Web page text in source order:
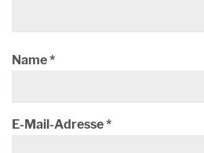
Name*
E-Mail-Adresse*